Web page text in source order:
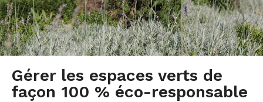
Gérer les espaces verts de
façon 100 % éco-responsable